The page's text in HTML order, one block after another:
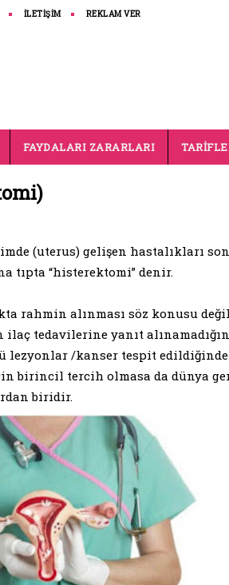
İLETİŞİM REKLAM VER
FAYDALARI ZARARLARI
(uterus) gelişen hastalıkları
tıpta “histerektomi” denir.
rahmin alınması söz konusu
tedavilerine yanıt
lezyonlar /kanser tespit edildiğinde
birincil tercih olmasa da dünya
biridir.